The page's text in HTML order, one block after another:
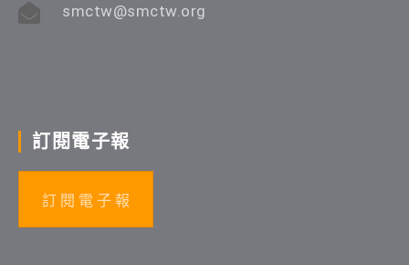
smctw@smctw.org
訂閱電子報
訂 閱 電 子 報